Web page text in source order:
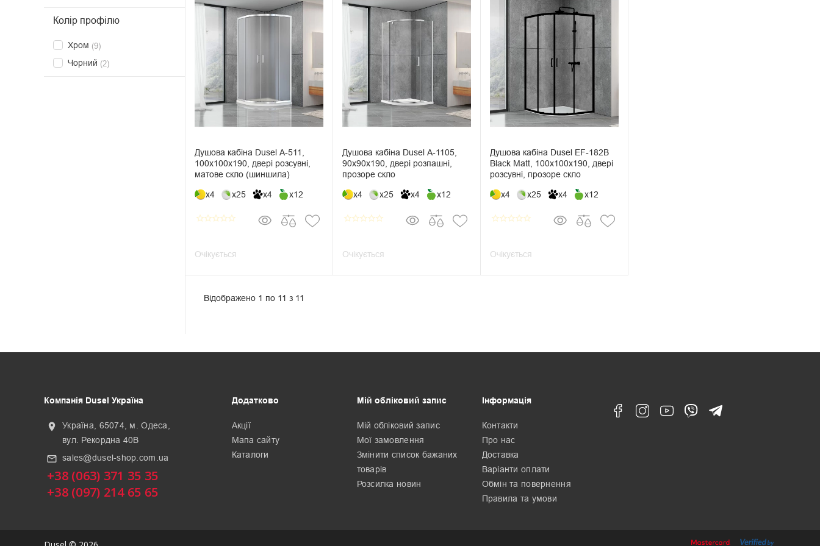
Колір профілю
Хром (9)
Чорний (2)
Душова кабіна Dusel А-511,
100х100х190, двері розсувні,
матове скло (шиншила)
x4 x25 x4 x12
star_borderstar_borderstar_borderstar_borderstar_border
Очікується
Душова кабіна Dusel А-1105,
90х90х190, двері розпашні,
прозоре скло
x4 x25 x4 x12
star_borderstar_borderstar_borderstar_borderstar_border
Очікується
Душова кабіна Dusel EF-182B
Black Matt, 100х100х190, двері
розсувні, прозоре скло
x4 x25 x4 x12
star_borderstar_borderstar_borderstar_borderstar_border
Очікується
Відображено 1 по 11 з 11
Компанія Dusel Україна
location_on
Україна, 65074, м. Одеса,
вул. Рекордна 40В
mail_outline sales@dusel-shop.com.ua
+38 (063) 371 35 35
+38 (097) 214 65 65
Додатково
Акції
Мапа сайту
Каталоги
Мій обліковий запис
Мій обліковий запис
Мої замовлення
Змінити список бажаних
товарів
Розсилка новин
Інформація
Контакти
Про нас
Доставка
Варіанти оплати
Обмін та повернення
Правила та умови